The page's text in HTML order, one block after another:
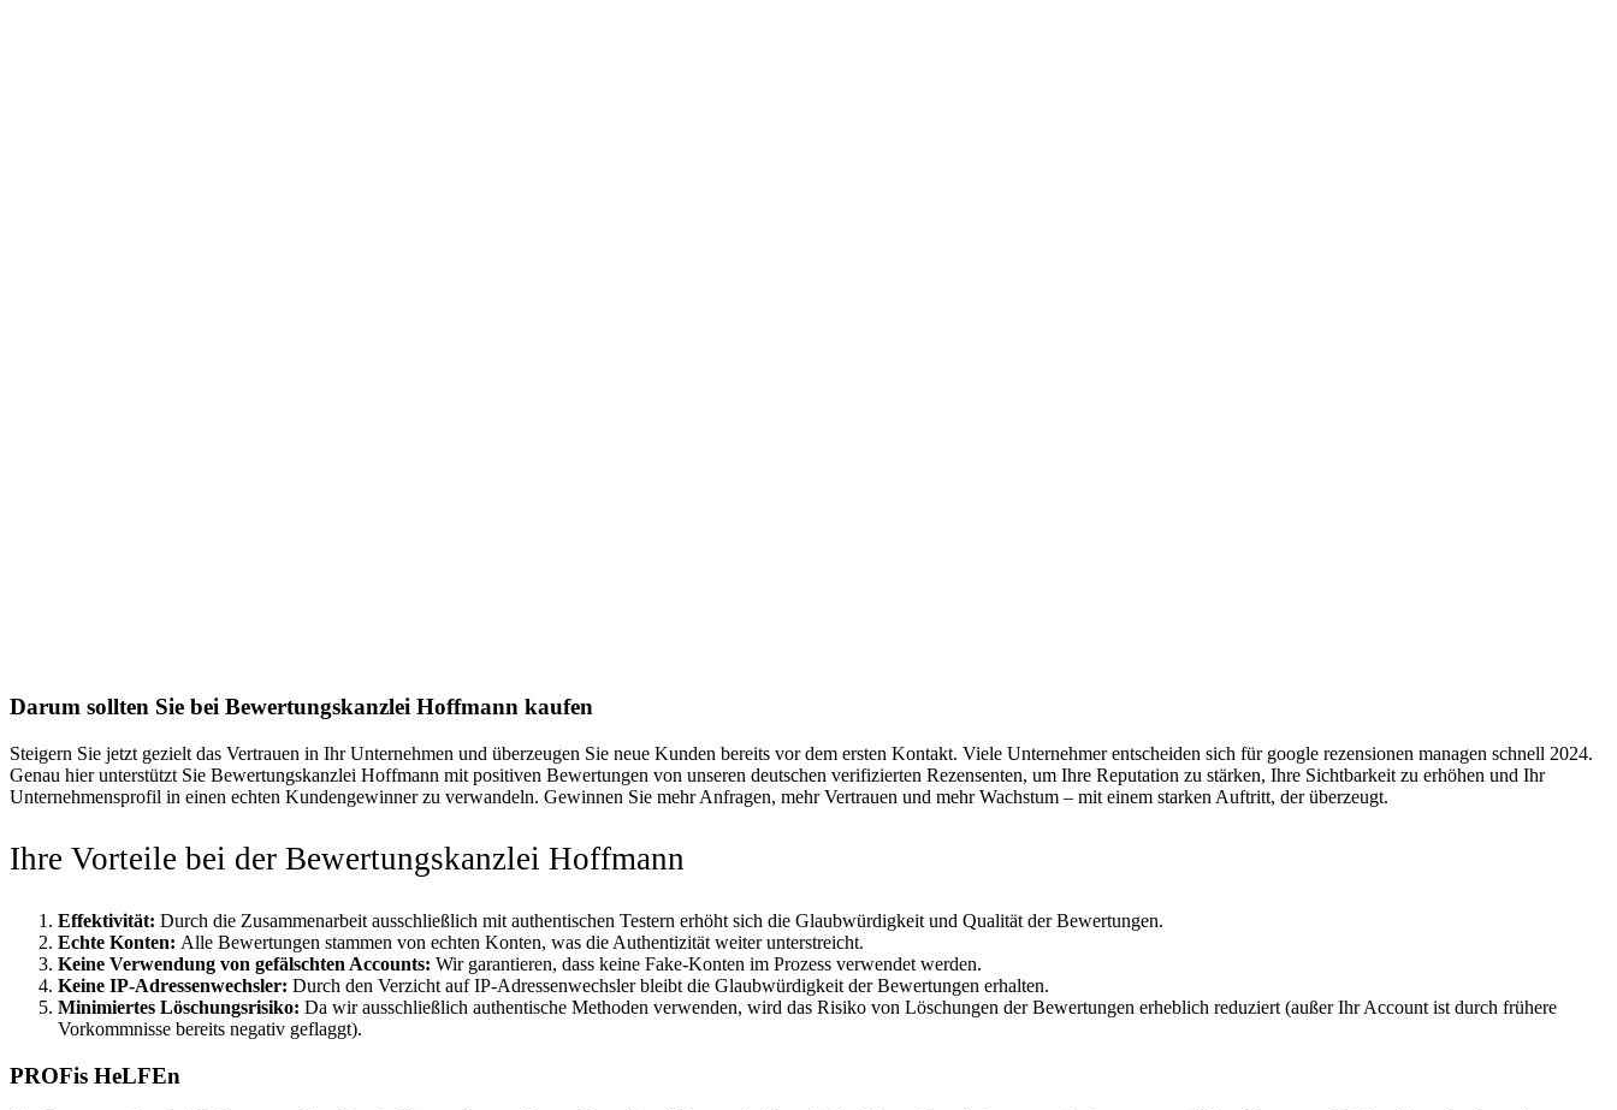
Darum sollten Sie bei Bewertungskanzlei Hoffmann kaufen
Steigern Sie jetzt gezielt das Vertrauen in Ihr Unternehmen und überzeugen Sie neue Kunden bereits vor dem ersten Kontakt. Viele Unternehmer entscheiden sich für google rezensionen managen schnell 2024.
Genau hier unterstützt Sie Bewertungskanzlei Hoffmann mit positiven Bewertungen von unseren deutschen verifizierten Rezensenten, um Ihre Reputation zu stärken, Ihre Sichtbarkeit zu erhöhen und Ihr
Unternehmensprofil in einen echten Kundengewinner zu verwandeln. Gewinnen Sie mehr Anfragen, mehr Vertrauen und mehr Wachstum – mit einem starken Auftritt, der überzeugt.
Ihre Vorteile bei der Bewertungskanzlei Hoffmann
Effektivität: Durch die Zusammenarbeit ausschließlich mit authentischen Testern erhöht sich die Glaubwürdigkeit und Qualität der Bewertungen.
Echte Konten: Alle Bewertungen stammen von echten Konten, was die Authentizität weiter unterstreicht.
Keine Verwendung von gefälschten Accounts: Wir garantieren, dass keine Fake-Konten im Prozess verwendet werden.
Keine IP-Adressenwechsler: Durch den Verzicht auf IP-Adressenwechsler bleibt die Glaubwürdigkeit der Bewertungen erhalten.
Minimiertes Löschungsrisiko: Da wir ausschließlich authentische Methoden verwenden, wird das Risiko von Löschungen der Bewertungen erheblich reduziert (außer Ihr Account ist durch frühere
Vorkommnisse bereits negativ geflaggt).
PROFis HeLFEn